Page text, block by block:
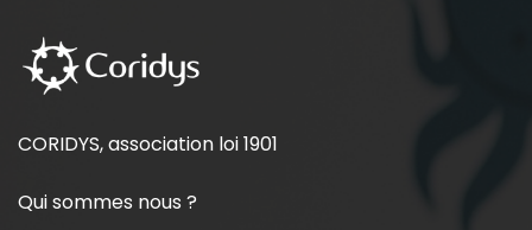
CORIDYS, association loi 1901
Qui sommes nous ?